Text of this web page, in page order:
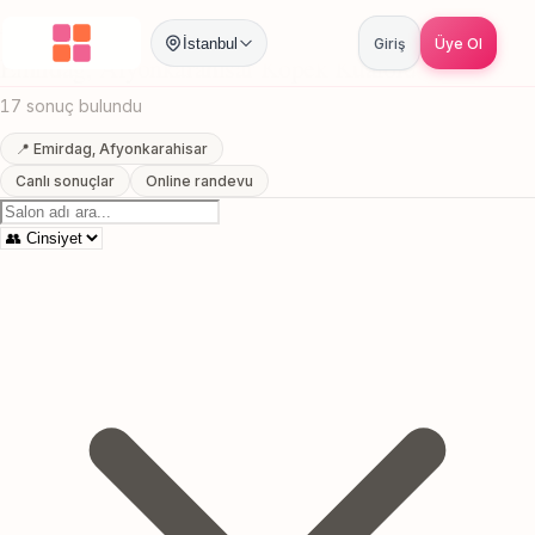
İstanbul Giriş Üye Ol
Anasayfa / Afyonkarahisar Emirdag Kopek Kuaforu
Emirdag, Afyonkarahisar Kopek Kuaforu
17 sonuç bulundu
📍 Emirdag, Afyonkarahisar
Canlı sonuçlar
Online randevu